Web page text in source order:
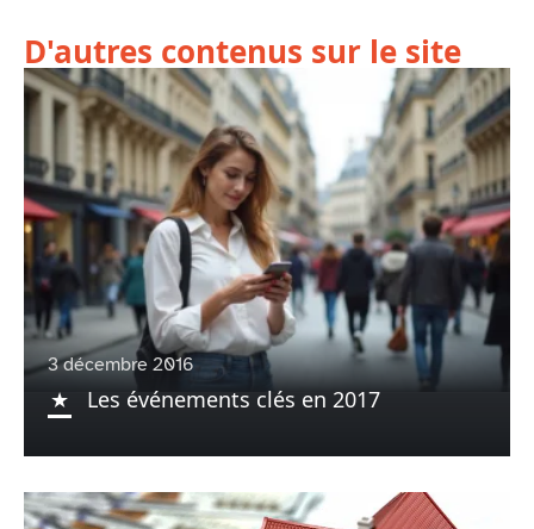
D'autres contenus sur le site
3 décembre 2016
Les événements clés en 2017